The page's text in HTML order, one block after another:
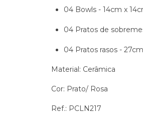
04 Bowls - 14cm x
04 Pratos de
04 Pratos rasos -
Material: Cerâmica
Cor: Prato/ Rosa
Ref.: PCLN217